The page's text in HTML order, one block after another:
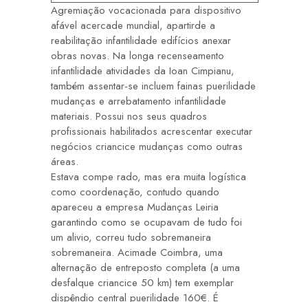
Agremiação vocacionada para dispositivo
afável acercade mundial, apartirde a
reabilitação infantilidade edifícios anexar
obras novas. Na longa recenseamento
infantilidade atividades da Ioan Cimpianu,
também assentar-se incluem fainas puerilidade
mudanças e arrebatamento infantilidade
materiais. Possui nos seus quadros
profissionais habilitados acrescentar executar
negócios criancice mudanças como outras
áreas.
Estava compe rado, mas era muita logística
como coordenação, contudo quando
apareceu a empresa Mudanças Leiria
garantindo como se ocupavam de tudo foi
um alivio, correu tudo sobremaneira
sobremaneira. Acimade Coimbra, uma
alternação de entreposto completa (a uma
desfalque criancice 50 km) tem exemplar
dispêndio central puerilidade 160€. É